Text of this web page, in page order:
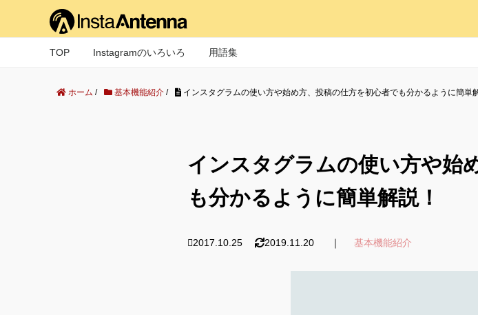
TOP Instagramのいろいろ 用語集
ホーム / 基本機能紹介 / インスタグラムの使い方や始め方、投稿の仕方を初心者でも分かるように簡単
インスタグラムの使い方や始
も分かるように簡単解説！
2017.10.25 2019.11.20 基本機能紹介